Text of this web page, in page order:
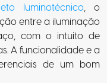
luminotécnico, o
entre a iluminação
com o intuito de
A funcionalidade e a
de um bom